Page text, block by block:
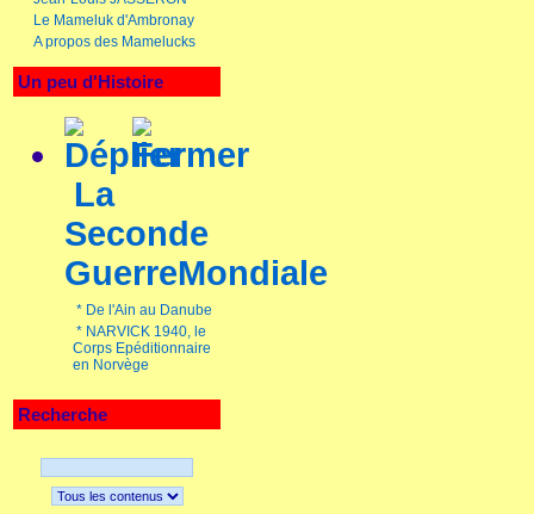
Le Mameluk d'Ambronay
A propos des Mamelucks
Un peu d'Histoire
La
Seconde
GuerreMondiale
* De l'Ain au Danube
* NARVICK 1940, le
Corps Epéditionnaire
en Norvège
Recherche